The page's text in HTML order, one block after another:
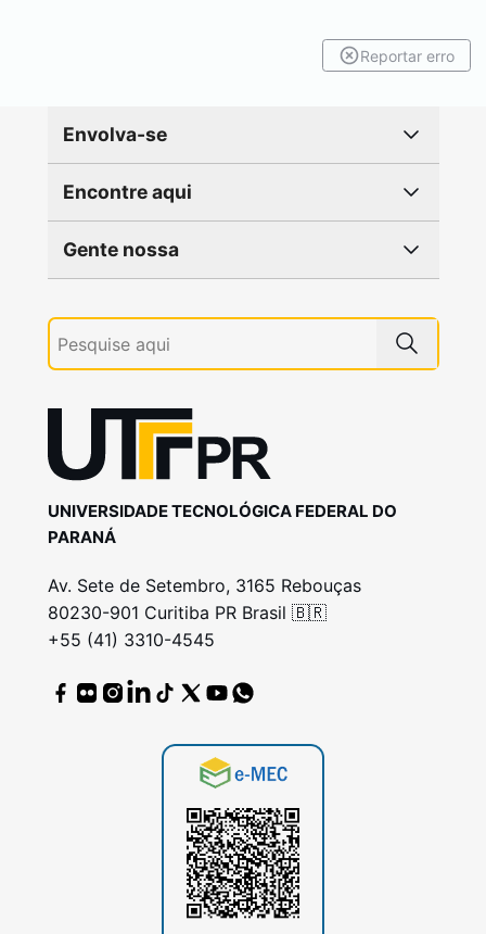
Reportar erro
Envolva-se
Encontre aqui
Gente nossa
UNIVERSIDADE TECNOLÓGICA FEDERAL DO
PARANÁ
Av. Sete de Setembro, 3165 Rebouças
80230-901 Curitiba PR Brasil 🇧🇷
+55 (41) 3310-4545